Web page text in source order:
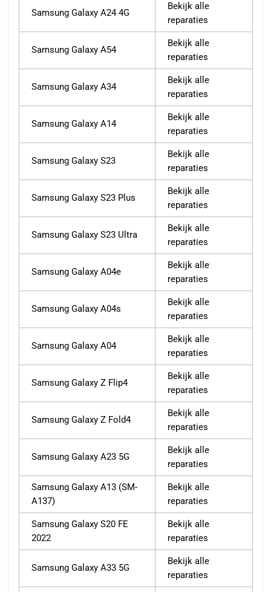
Samsung Galaxy A24 4G
Bekijk alle
reparaties
Samsung Galaxy A54
Bekijk alle
reparaties
Samsung Galaxy A34
Bekijk alle
reparaties
Samsung Galaxy A14
Bekijk alle
reparaties
Samsung Galaxy S23
Bekijk alle
reparaties
Samsung Galaxy S23 Plus
Bekijk alle
reparaties
Samsung Galaxy S23 Ultra
Bekijk alle
reparaties
Samsung Galaxy A04e
Bekijk alle
reparaties
Samsung Galaxy A04s
Bekijk alle
reparaties
Samsung Galaxy A04
Bekijk alle
reparaties
Samsung Galaxy Z Flip4
Bekijk alle
reparaties
Samsung Galaxy Z Fold4
Bekijk alle
reparaties
Samsung Galaxy A23 5G
Bekijk alle
reparaties
Samsung Galaxy A13 (SM-
A137)
Bekijk alle
reparaties
Samsung Galaxy S20 FE
2022
Bekijk alle
reparaties
Samsung Galaxy A33 5G
Bekijk alle
reparaties